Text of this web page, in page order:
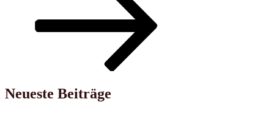
Neueste Beiträge